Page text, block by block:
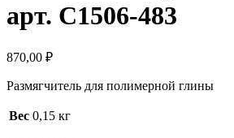
арт. С1506-483
870,00 ₽
Размягчитель для полимерной глины
Вес 0,15 кг